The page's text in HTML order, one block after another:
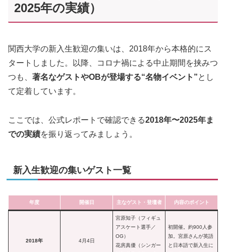
2025年の実績）
関西大学の新入生歓迎の集いは、2018年から本格的にス
タートしました。以降、コロナ禍による中止期間を挟みつ
つも、 著名なゲストやOBが登場する“名物イベント”とし
て定着しています。
ここでは、公式レポートで確認できる2018年〜2025年ま
での実績を振り返ってみましょう。
新入生歓迎の集いゲスト一覧
年度 開催日 主なゲスト・登壇者 内容のポイント
2018年 4月4日
宮原知子（フィギュ
アスケート選手／
OG）
花房真優（シンガー
初開催。約900人参
加。宮原さんが英語
と日本語で新入生に